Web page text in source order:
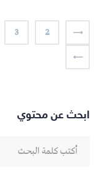
2
3
ابحث عن محتوي